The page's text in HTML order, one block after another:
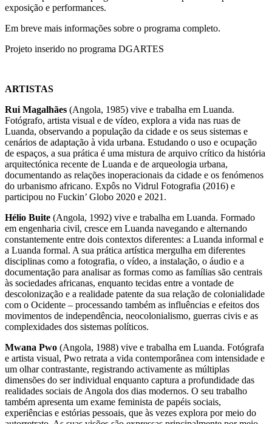
exposição e performances.
Em breve mais informações sobre o programa completo.
Projeto inserido no programa DGARTES
ARTISTAS
Rui Magalhães (Angola, 1985) vive e trabalha em Luanda.
Fotógrafo, artista visual e de vídeo, explora a vida nas ruas de
Luanda, observando a população da cidade e os seus sistemas e
cenários de adaptação à vida urbana. Estudando o uso e ocupação
de espaços, a sua prática é uma mistura de arquivo crítico da história
arquitectónica recente de Luanda e de arqueologia urbana,
documentando as relações inoperacionais da cidade e os fenómenos
do urbanismo africano. Expôs no Vidrul Fotografia (2016) e
participou no Fuckin’ Globo 2020 e 2021.
Hélio Buite (Angola, 1992) vive e trabalha em Luanda. Formado
em engenharia civil, cresce em Luanda navegando e alternando
constantemente entre dois contextos diferentes: a Luanda informal e
a Luanda formal. A sua prática artística mergulha em diferentes
disciplinas como a fotografia, o vídeo, a instalação, o áudio e a
documentação para analisar as formas como as famílias são centrais
às sociedades africanas, enquanto tecidas entre a vontade de
descolonização e a realidade patente da sua relação de colonialidade
com o Ocidente – processando também as influências e efeitos dos
movimentos de independência, neocolonialismo, guerras civis e as
complexidades dos sistemas políticos.
Mwana Pwo (Angola, 1988) vive e trabalha em Luanda. Fotógrafa
e artista visual, Pwo retrata a vida contemporânea com intensidade e
um olhar contrastante, registrando activamente as múltiplas
dimensões do ser individual enquanto captura a profundidade das
realidades sociais de Angola dos dias modernos. O seu trabalho
também apresenta um exame feminista de papéis sociais,
experiências e estórias pessoais, que às vezes explora por meio do